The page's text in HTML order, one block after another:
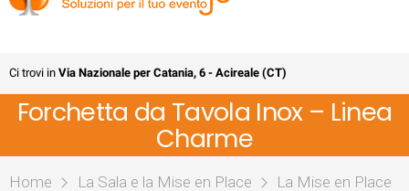
Ci trovi in Via Nazionale per Catania, 6 - Acireale (CT)
Forchetta da Tavola Inox – Linea
Charme
Home La Sala e la Mise en Place
La Mise en Place